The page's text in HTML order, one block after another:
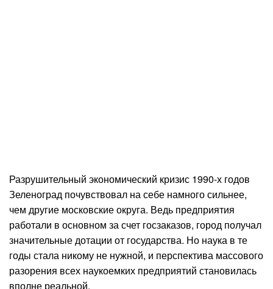
Разрушительный экономический кризис 1990-х годов
Зеленоград почувствовал на себе намного сильнее,
чем другие московские округа. Ведь предприятия
работали в основном за счет госзаказов, город получал
значительные дотации от государства. Но наука в те
годы стала никому не нужной, и перспектива массового
разорения всех наукоемких предприятий становилась
вполне реальной.